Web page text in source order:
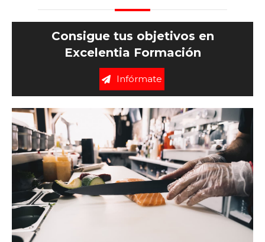
Consigue tus objetivos en
Excelentia Formación
Infórmate